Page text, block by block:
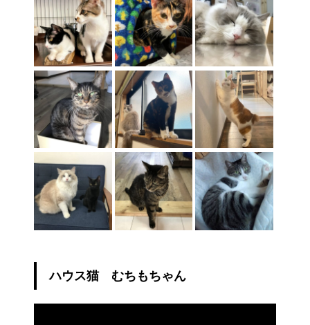
ハウス猫 むちもちゃん